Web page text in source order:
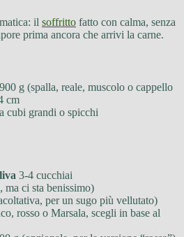
il soffritto fatto con calma, senza
prima ancora che arrivi la carne.
900 g (spalla, reale, muscolo o cappello
cm
cubi grandi o spicchi
3-4 cucchiai
ci sta benissimo)
per un sugo più vellutato)
rosso o Marsala, scegli in base al